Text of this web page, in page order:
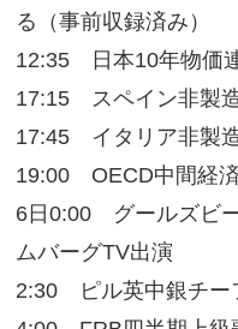
る（事前収録済み）
12:35 日本10年物価
17:15 スペイン非製造
17:45 イタリア非製造
19:00 OECD中間経
6日0:00 グールズビ
ムバーグTV出演
2:30 ピル英中銀チー